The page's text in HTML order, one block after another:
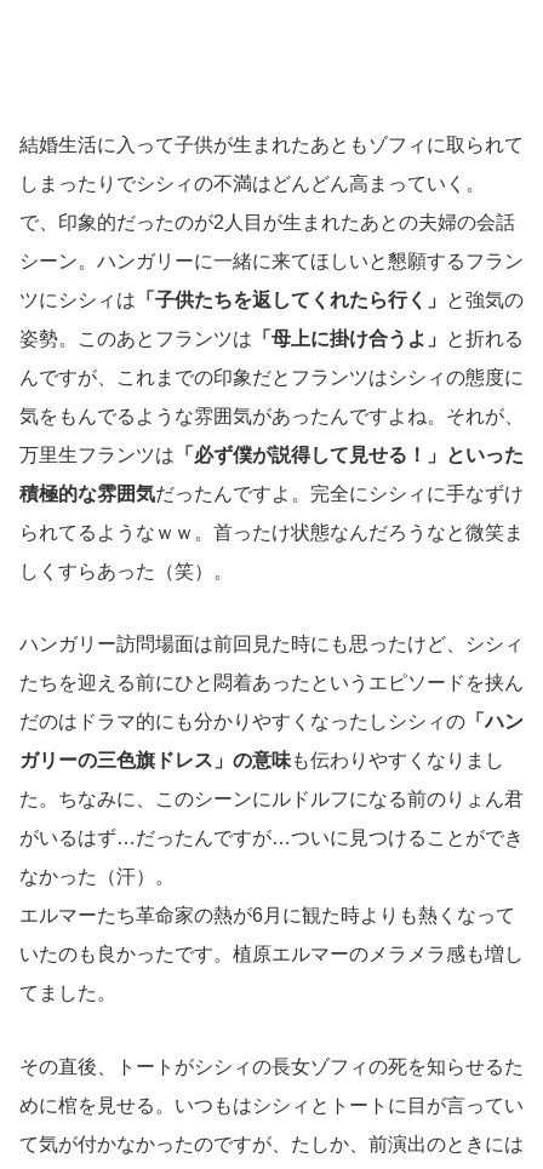
結婚生活に入って子供が生まれたあともゾフィに取られて
しまったりでシシィの不満はどんどん高まっていく。
で、印象的だったのが2人目が生まれたあとの夫婦の会話
シーン。ハンガリーに一緒に来てほしいと懇願するフラン
ツにシシィは 「子供たちを返してくれたら行く」
と強気の
姿勢。このあとフランツは 「母上に掛け合うよ」
と折れる
んですが、これまでの印象だとフランツはシシィの態度に
気をもんでるような雰囲気があったんですよね。それが、
万里生フランツは 「必ず僕が説得して見せる！」といった
積極的な雰囲気だったんですよ。完全にシシィに手なずけ
られてるようなｗｗ。首ったけ状態なんだろうなと微笑ま
しくすらあった（笑）。
ハンガリー訪問場面は前回見た時にも思ったけど、シシィ
たちを迎える前にひと悶着あったというエピソードを挟ん
だのはドラマ的にも分かりやすくなったしシシィの 「ハン
ガリーの三色旗ドレス」の意味も伝わりやすくなりまし
た。ちなみに、このシーンにルドルフになる前のりょん君
がいるはず…だったんですが…ついに見つけることができ
なかった（汗）。
エルマーたち革命家の熱が6月に観た時よりも熱くなって
いたのも良かったです。植原エルマーのメラメラ感も増し
てました。
その直後、トートがシシィの長女ゾフィの死を知らせるた
めに棺を見せる。いつもはシシィとトートに目が言ってい
て気が付かなかったのですが、たしか、前演出のときには